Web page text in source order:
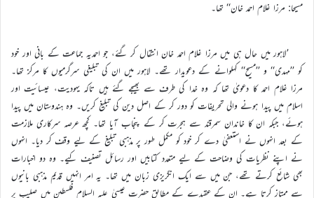
مسیحا: مرزا غلام احمد خان‘‘ تھا۔
’لاہور میں حال ہی میں مرزا غلام احمد خان انتقال کر گئے، جو احمدیہ جماعت کے بانی اور خود
کو ’’مہدی‘‘ و ’’مسیح‘‘ کہلوانے کے دعویدار تھے۔ لاہور میں ان کی تبلیغی سرگرمیوں کا مرکز تھا۔
مرزا غلام احمد کا دعویٰ تھا کہ وہ خدا کی طرف سے بھیجے گئے ہیں تاکہ یہودیت، عیسائیت اور
اسلام میں پیدا ہونے والی تحریفات کو دور کر کے اصل دین کی تبلیغ کریں۔ وہ ہندوستان میں پیدا
ہوئے، جبکہ ان کا خاندان سمرقند سے ہجرت کر کے پنجاب آیا تھا۔ کچھ عرصہ سرکاری ملازمت
کے بعد انہوں نے استعفیٰ دے کر خود کو مکمل طور پر مذہبی تبلیغ کے لیے وقف کر دیا۔ انہوں
نے اپنے نظریات کی وضاحت کے لیے متعدد کتابیں اور رسائل تصنیف کیے۔ وہ دو اخبارات
بھی شائع کرتے تھے، جن میں سے ایک انگریزی زبان میں تھا۔ یہ امر انہیں قدیم مذہبی بانیوں
سے ممتاز کرتا ہے۔ ان کے عقیدے کے مطابق حضرت عیسیٰ علیہ السلام فلسطین میں صلیب پر